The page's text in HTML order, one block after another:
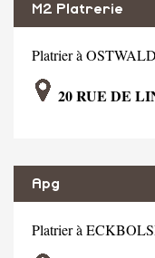
M2 Platrerie
Platrier à OSTWALD
20 RUE DE
Apg
Platrier à